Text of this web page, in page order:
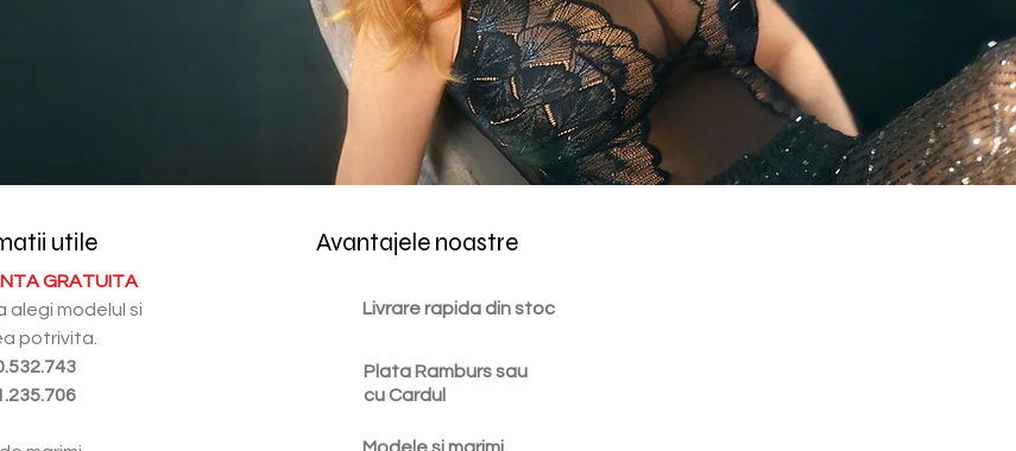
utile
GRATUITA
alegi modelul si
potrivita.
Avantajele noastre
Livrare rapida din stoc
Plata Ramburs sau
cu Cardul